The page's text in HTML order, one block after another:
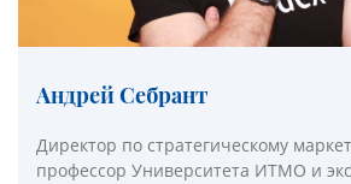
Андрей Себрант
Директор по стратегическому
профессор Университета ИТМО и